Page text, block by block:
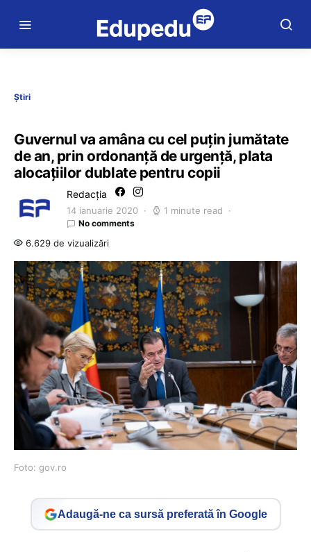
Știri
Guvernul va amâna cu cel puțin jumătate
de an, prin ordonanță de urgență, plata
alocațiilor dublate pentru copii
Redacția
14 ianuarie 2020 1 minute read
No comments
6.629 de vizualizări
Foto: gov.ro
Adaugă-ne ca sursă preferată în Google